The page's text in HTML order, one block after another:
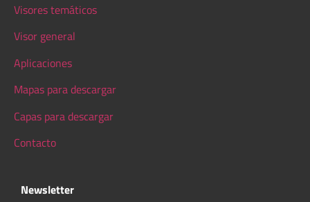
Visores temáticos
Visor general
Aplicaciones
Mapas para descargar
Capas para descargar
Contacto
Newsletter